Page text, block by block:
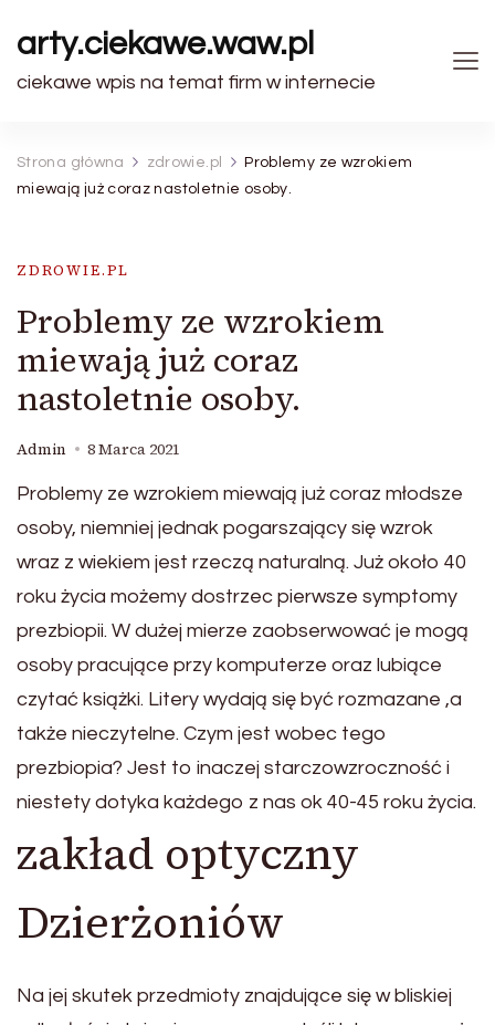
arty.ciekawe.waw.pl
ciekawe wpis na temat firm w internecie
Strona główna zdrowie.pl
Problemy ze wzrokiem
miewają już coraz nastoletnie osoby.
ZDROWIE.PL
Problemy ze wzrokiem
miewają już coraz
nastoletnie osoby.
Admin 8 Marca 2021
Problemy ze wzrokiem miewają już coraz młodsze
osoby, niemniej jednak pogarszający się wzrok
wraz z wiekiem jest rzeczą naturalną. Już około 40
roku życia możemy dostrzec pierwsze symptomy
prezbiopii. W dużej mierze zaobserwować je mogą
osoby pracujące przy komputerze oraz lubiące
czytać książki. Litery wydają się być rozmazane ,a
także nieczytelne. Czym jest wobec tego
prezbiopia? Jest to inaczej starczowzroczność i
niestety dotyka każdego z nas ok 40-45 roku życia.
zakład optyczny
Dzierżoniów
Na jej skutek przedmioty znajdujące się w bliskiej